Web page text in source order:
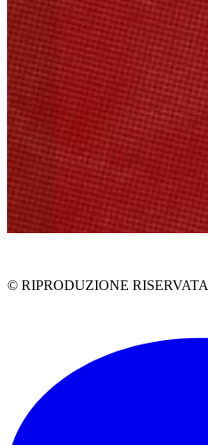
© RIPRODUZIONE RISERVATA